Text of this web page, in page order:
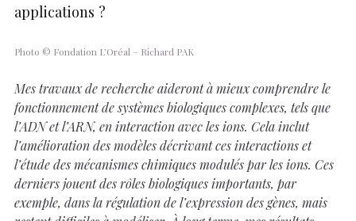
applications ?
Photo © Fondation L’Oréal – Richard PAK
Mes travaux de recherche aideront à mieux comprendre le
fonctionnement de systèmes biologiques complexes, tels que
l’ADN et l’ARN, en interaction avec les ions. Cela inclut
l’amélioration des modèles décrivant ces interactions et
l’étude des mécanismes chimiques modulés par les ions. Ces
derniers jouent des rôles biologiques importants, par
exemple, dans la régulation de l’expression des gènes, mais